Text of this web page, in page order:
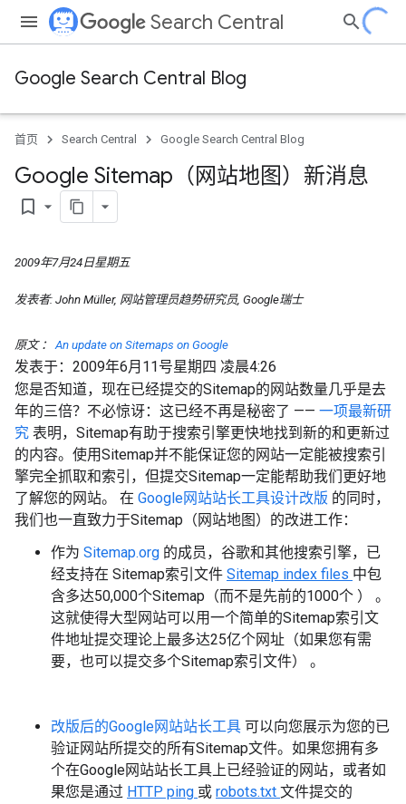
Search Central
Google Search Central Blog
首页 Search Central Google Search Central Blog
Google Sitemap（网站地图）新消息
bookmark_border
2009年7月24日星期五
发表者: John Müller, 网站管理员趋势研究员, Google瑞士
原文 ：An update on Sitemaps on Google
发表于：2009年6月11号星期四 凌晨4:26
您是否知道，现在已经提交的Sitemap的网站数量几乎是去
年的三倍？不必惊讶：这已经不再是秘密了 —— 一项最新研
究 表明，Sitemap有助于搜索引擎更快地找到新的和更新过
的内容。使用Sitemap并不能保证您的网站一定能被搜索引
擎完全抓取和索引，但提交Sitemap一定能帮助我们更好地
了解您的网站。 在 Google网站站长工具设计改版 的同时，
我们也一直致力于Sitemap（网站地图）的改进工作：
作为 Sitemap.org 的成员，谷歌和其他搜索引擎，已
经支持在 Sitemap索引文件 Sitemap index files 中包
含多达50,000个Sitemap（而不是先前的1000个 ） 。
这就使得大型网站可以用一个简单的Sitemap索引文
件地址提交理论上最多达25亿个网址（如果您有需
要，也可以提交多个Sitemap索引文件） 。
改版后的Google网站站长工具 可以向您展示为您的已
验证网站所提交的所有Sitemap文件。如果您拥有多
个在Google网站站长工具上已经验证的网站，或者如
果您是通过 HTTP ping 或 robots.txt 文件提交的